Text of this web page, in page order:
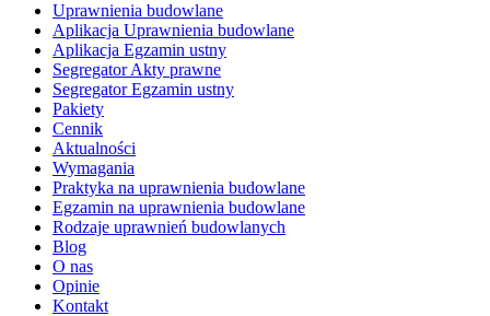
Uprawnienia budowlane
Aplikacja Uprawnienia budowlane
Aplikacja Egzamin ustny
Segregator Akty prawne
Segregator Egzamin ustny
Pakiety
Cennik
Aktualności
Wymagania
Praktyka na uprawnienia budowlane
Egzamin na uprawnienia budowlane
Rodzaje uprawnień budowlanych
Blog
O nas
Opinie
Kontakt